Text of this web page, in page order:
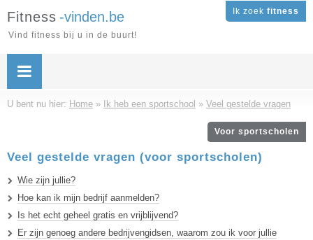
Ik zoek fitness
Fitness -vinden.be
Vind fitness bij u in de buurt!
U bent nu hier: Home » Ik heb een sportschool » Veel gestelde vragen
Voor sportscholen
Veel gestelde vragen (voor sportscholen)
Wie zijn jullie?
Hoe kan ik mijn bedrijf aanmelden?
Is het echt geheel gratis en vrijblijvend?
Er zijn genoeg andere bedrijvengidsen, waarom zou ik voor jullie